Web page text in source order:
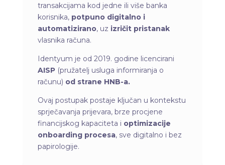
transakcijama kod jedne ili više banka
korisnika, potpuno digitalno i
automatizirano, uz izričit pristanak
vlasnika računa.
Identyum je od 2019. godine licencirani
AISP(pružatelj usluga informiranja o
računu) od strane HNB-a.
Ovaj postupak postaje ključan u kontekstu
sprječavanja prijevara, brze procjene
financijskog kapaciteta i optimizacije
onboarding procesa, sve digitalno i bez
papirologije.